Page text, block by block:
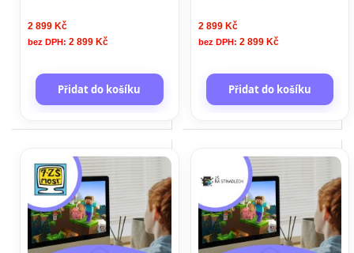
2 899 Kč
2 899 Kč
Přidat do košíku
2 899 Kč
2 899 Kč
Přidat do košíku